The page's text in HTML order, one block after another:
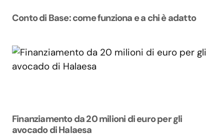
Conto di Base: come funziona e a chi è adatto
Finanziamento da 20 milioni di euro per gli
avocado di Halaesa